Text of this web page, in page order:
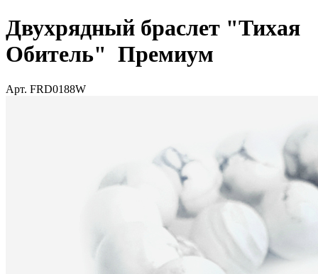
Двухрядный браслет "Тихая
Обитель" Премиум
Арт. FRD0188W